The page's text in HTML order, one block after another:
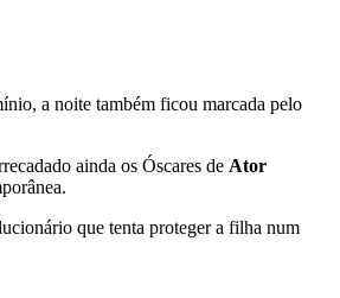
a noite também ficou marcada pelo
ainda os Óscares de Ator
que tenta proteger a filha num